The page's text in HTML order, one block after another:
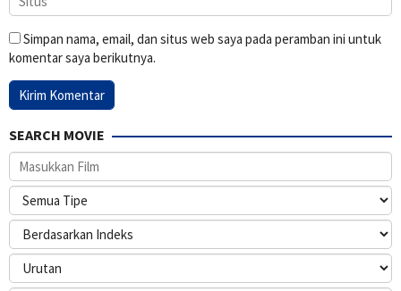
Simpan nama, email, dan situs web saya pada peramban ini untuk
komentar saya berikutnya.
SEARCH MOVIE